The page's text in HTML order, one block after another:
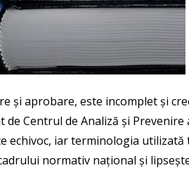
și aprobare, este incomplet și
Centrul de Analiză și
iar terminologia
normativ național și